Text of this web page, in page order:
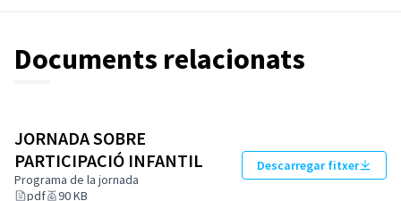
participatives dels centres i l'aplicació de les mesures
resultants del procés de participació.
procés de participació.
Com participar?
Documents relacionats
JORNADA SOBRE
PARTICIPACIÓ INFANTIL
Programa de la jornada
pdf
90 KB
Descarregar fitxer